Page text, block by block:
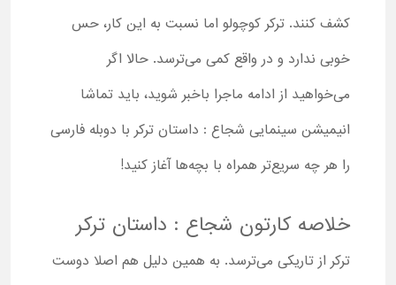
کشف کنند. ترکر کوچولو اما نسبت به این کار، حس
خوبی ندارد و در واقع کمی می‌ترسد. حالا اگر
می‌خواهید از ادامه ماجرا باخبر شوید، باید تماشا
انیمیشن سینمایی شجاع : داستان ترکر با دوبله فارسی
را هر چه سریع‌تر همراه با بچه‌ها آغاز کنید!
خلاصه کارتون شجاع : داستان ترکر
ترکر از تاریکی می‌ترسد. به همین دلیل هم اصلا دوست